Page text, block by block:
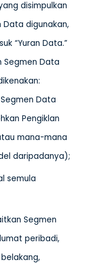
disimpulkan
Data digunakan,
“Yuran Data.”
Segmen Data
Data
Pengiklan
mana-mana
daripadanya);
semula
Segmen
peribadi,